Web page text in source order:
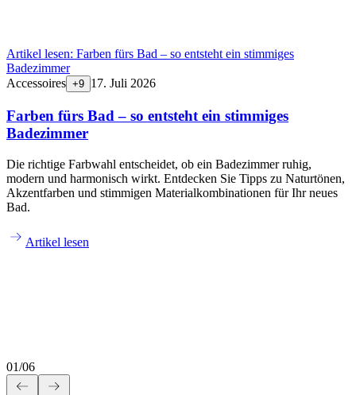
Artikel lesen: Farben fürs Bad – so entsteht ein stimmiges
Badezimmer
Accessoires +9 17. Juli 2026
Farben fürs Bad – so entsteht ein stimmiges
Badezimmer
Die richtige Farbwahl entscheidet, ob ein Badezimmer ruhig,
modern und harmonisch wirkt. Entdecken Sie Tipps zu Naturtönen,
Akzentfarben und stimmigen Materialkombinationen für Ihr neues
Bad.
Artikel lesen
01/06